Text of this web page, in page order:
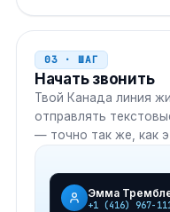
03 · ШАГ
Начать звонить
Твой Канада линия
отправлять
— точно так же, как
Эмма
+1 (416) 967-